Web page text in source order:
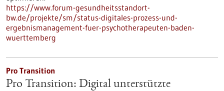
https://www.forum-gesundheitsstandort-
bw.de/projekte/sm/status-digitales-prozess-und-
ergebnismanagement-fuer-psychotherapeuten-baden-
wuerttemberg
Pro Transition
Pro Transition: Digital unterstützte